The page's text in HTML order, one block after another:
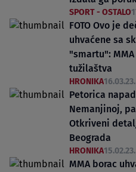
SPORT - OSTALO
FOTO Ovo je
uhvaćene sa
"smartu":
tužilaštva
HRONIKA16.03.23.
Petorica
Nemanjinoj,
Otkriveni
Beograda
HRONIKA15.02.23.
MMA borac